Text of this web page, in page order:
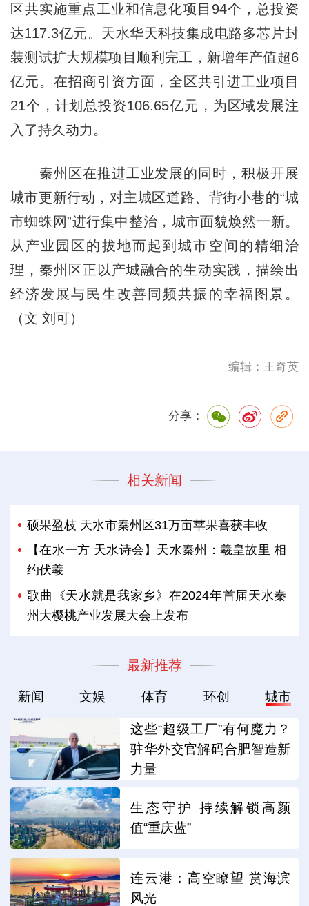
区共实施重点工业和信息化项目94个，总投资
达117.3亿元。天水华天科技集成电路多芯片封
装测试扩大规模项目顺利完工，新增年产值超6
亿元。在招商引资方面，全区共引进工业项目
21个，计划总投资106.65亿元，为区域发展注
入了持久动力。
秦州区在推进工业发展的同时，积极开展
城市更新行动，对主城区道路、背街小巷的“城
市蜘蛛网”进行集中整治，城市面貌焕然一新。
从产业园区的拔地而起到城市空间的精细治
理，秦州区正以产城融合的生动实践，描绘出
经济发展与民生改善同频共振的幸福图景。
（文 刘可）
编辑：王奇英
分享：
相关新闻
硕果盈枝 天水市秦州区31万亩苹果喜获丰收
【在水一方 天水诗会】天水秦州：羲皇故里 相
约伏羲
歌曲《天水就是我家乡》在2024年首届天水秦
州大樱桃产业发展大会上发布
最新推荐
新闻 文娱 体育 环创 城市
这些“超级工厂”有何魔力？
驻华外交官解码合肥智造新
力量
生态守护 持续解锁高颜
值“重庆蓝”
连云港：高空瞭望 赏海滨
风光